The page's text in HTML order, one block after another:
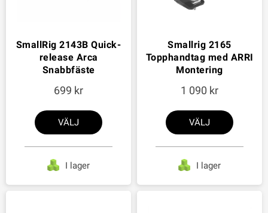
SmallRig 2143B Quick-
release Arca
Snabbfäste
699
VÄLJ
I lager
Smallrig 2165
Topphandtag med ARRI
Montering
1 090
VÄLJ
I lager